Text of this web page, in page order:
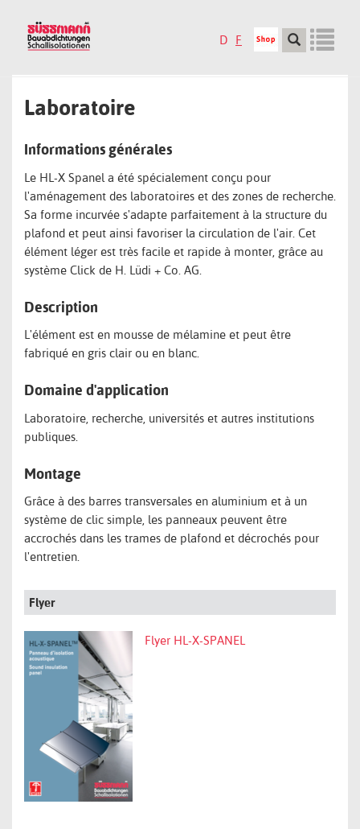
D F
Laboratoire
Informations générales
Le HL-X Spanel a été spécialement conçu pour
l'aménagement des laboratoires et des zones de recherche.
Sa forme incurvée s'adapte parfaitement à la structure du
plafond et peut ainsi favoriser la circulation de l'air. Cet
élément léger est très facile et rapide à monter, grâce au
système Click de H. Lüdi + Co. AG.
Description
L'élément est en mousse de mélamine et peut être
fabriqué en gris clair ou en blanc.
Domaine d'application
Laboratoire, recherche, universités et autres institutions
publiques.
Montage
Grâce à des barres transversales en aluminium et à un
système de clic simple, les panneaux peuvent être
accrochés dans les trames de plafond et décrochés pour
l'entretien.
Flyer
Flyer HL-X-SPANEL